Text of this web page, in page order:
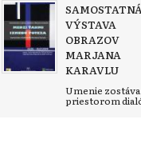
VÝSTAVA
OBRAZOV
MARJANA
KARAVLU
Umenie zostáva
priestorom